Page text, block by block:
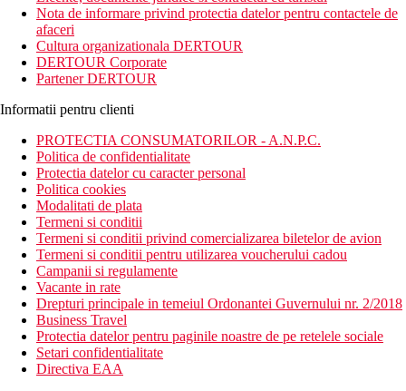
orasul Belek si este inconjurat de o plantatie de pini. Familiile cu
copii vor aprecia cu siguranta piscinele frumoase cu tobogane si
frumoasa plaja privata cu nisip si cu pietricele. Statiunea este
potrivita si pentru clientii activi, deoarece ofera multe
oportunitati de sport.
Distanta
aeroport: 29 km Antalya
centru: 6,3 km
Descrierea camerei
Camera dubla
aer conditionat
balcon
televizor
seif (gratuit)
telefon (taxa)
mini-bar
set pentru prepararea ceaiului si cafelei
baie/toaleta (uscator de par)
Wi-Fi (gratuit)
Nota de informare privind protectia datelor pentru contactele de
afaceri
Cultura organizationala DERTOUR
DERTOUR Corporate
Partener DERTOUR
Informatii pentru clienti
PROTECTIA CONSUMATORILOR - A.N.P.C.
Politica de confidentialitate
Protectia datelor cu caracter personal
Politica cookies
Modalitati de plata
Termeni si conditii
Termeni si conditii privind comercializarea biletelor de avion
Termeni si conditii pentru utilizarea voucherului cadou
Campanii si regulamente
Vacante in rate
Drepturi principale in temeiul Ordonantei Guvernului nr. 2/2018
Business Travel
Protectia datelor pentru paginile noastre de pe retelele sociale
Setari confidentialitate
Directiva EAA